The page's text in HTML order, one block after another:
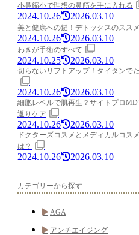
小鼻縮小で理想の鼻筋を手に入れる
2024.10.26 2026.03.10
美と健康への鍵！デトックスのススメ
2024.10.26 2026.03.10
わきが手術のすべて
2024.10.25 2026.03.10
切らないリフトアップ！タイタンで
2024.10.26 2026.03.10
細胞レベルで肌再生？サイトプロ
返りケア
2024.10.26 2026.03.10
ドクターズコスメとメディカルコス
は？
2024.10.26 2026.03.10
カテゴリーから探す
AGA
アンチエイジング
Pocket